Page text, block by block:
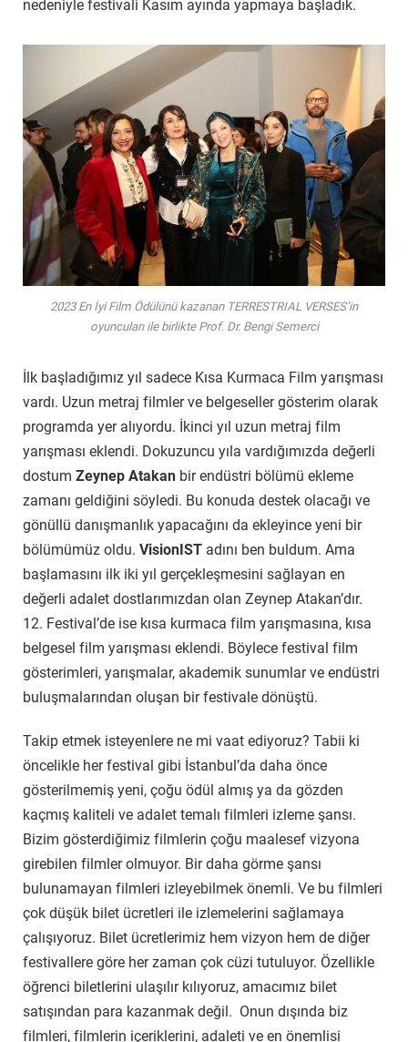
nedeniyle festivali Kasım ayında yapmaya başladık.
2023 En İyi Film Ödülünü kazanan TERRESTRIAL VERSES’in
oyuncuları ile birlikte Prof. Dr. Bengi Semerci
İlk başladığımız yıl sadece Kısa Kurmaca Film yarışması
vardı. Uzun metraj filmler ve belgeseller gösterim olarak
programda yer alıyordu. İkinci yıl uzun metraj film
yarışması eklendi. Dokuzuncu yıla vardığımızda değerli
dostum Zeynep Atakan bir endüstri bölümü ekleme
zamanı geldiğini söyledi. Bu konuda destek olacağı ve
gönüllü danışmanlık yapacağını da ekleyince yeni bir
bölümümüz oldu. VisionIST adını ben buldum. Ama
başlamasını ilk iki yıl gerçekleşmesini sağlayan en
değerli adalet dostlarımızdan olan Zeynep Atakan’dır.
12. Festival’de ise kısa kurmaca film yarışmasına, kısa
belgesel film yarışması eklendi. Böylece festival film
gösterimleri, yarışmalar, akademik sunumlar ve endüstri
buluşmalarından oluşan bir festivale dönüştü.
Takip etmek isteyenlere ne mi vaat ediyoruz? Tabii ki
öncelikle her festival gibi İstanbul’da daha önce
gösterilmemiş yeni, çoğu ödül almış ya da gözden
kaçmış kaliteli ve adalet temalı filmleri izleme şansı.
Bizim gösterdiğimiz filmlerin çoğu maalesef vizyona
girebilen filmler olmuyor. Bir daha görme şansı
bulunamayan filmleri izleyebilmek önemli. Ve bu filmleri
çok düşük bilet ücretleri ile izlemelerini sağlamaya
çalışıyoruz. Bilet ücretlerimiz hem vizyon hem de diğer
festivallere göre her zaman çok cüzi tutuluyor. Özellikle
öğrenci biletlerini ulaşılır kılıyoruz, amacımız bilet
satışından para kazanmak değil. Onun dışında biz
filmleri, filmlerin içeriklerini, adaleti ve en önemlisi